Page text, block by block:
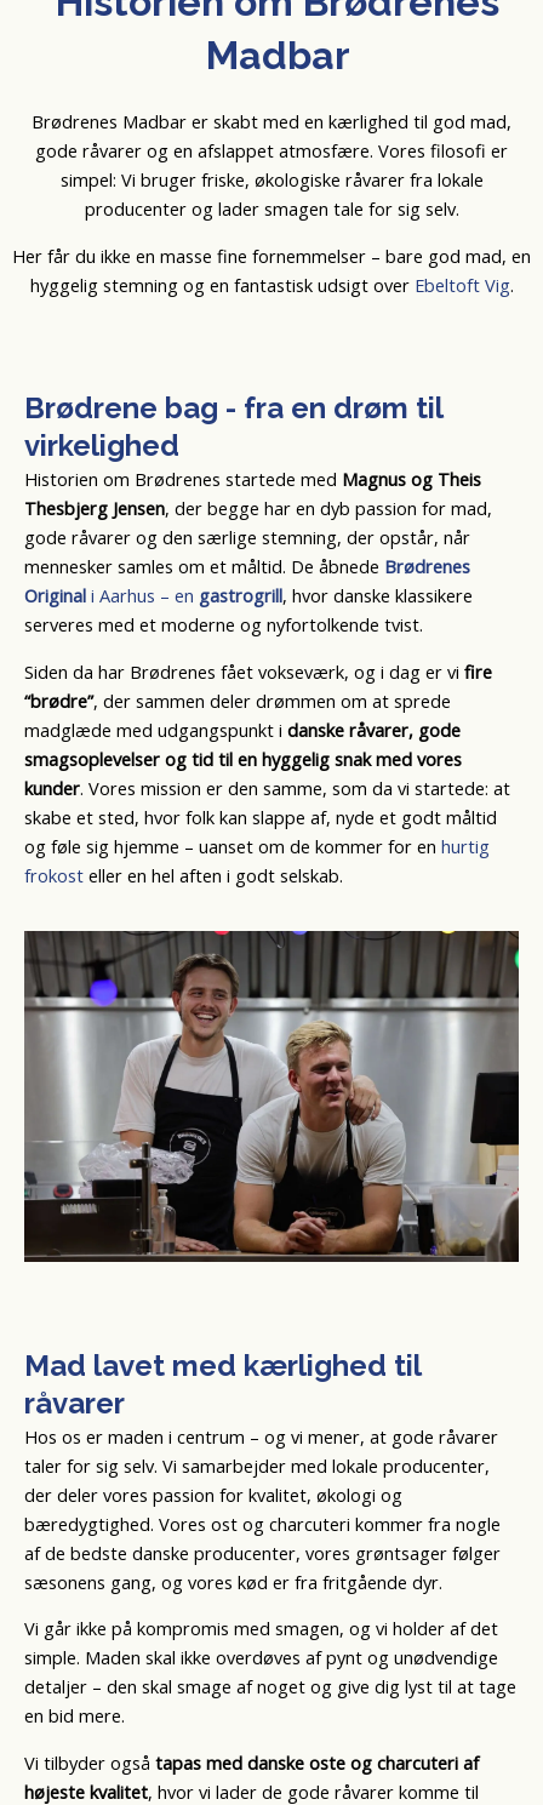
Madbar
Brødrenes Madbar er skabt med en kærlighed til god mad,
gode råvarer og en afslappet atmosfære. Vores filosofi er
simpel: Vi bruger friske, økologiske råvarer fra lokale
producenter og lader smagen tale for sig selv.
Her får du ikke en masse fine fornemmelser – bare god mad, en
hyggelig stemning og en fantastisk udsigt over Ebeltoft Vig.
Brødrene bag - fra en drøm til
virkelighed
Historien om Brødrenes startede med Magnus og Theis
Thesbjerg Jensen, der begge har en dyb passion for mad,
gode råvarer og den særlige stemning, der opstår, når
mennesker samles om et måltid. De åbnede Brødrenes
Original i Aarhus – en gastrogrill, hvor danske klassikere
serveres med et moderne og nyfortolkende tvist.
Siden da har Brødrenes fået vokseværk, og i dag er vi fire
“brødre”, der sammen deler drømmen om at sprede
madglæde med udgangspunkt i danske råvarer, gode
smagsoplevelser og tid til en hyggelig snak med vores
kunder. Vores mission er den samme, som da vi startede: at
skabe et sted, hvor folk kan slappe af, nyde et godt måltid
og føle sig hjemme – uanset om de kommer for en hurtig
frokost eller en hel aften i godt selskab.
Mad lavet med kærlighed til
råvarer
Hos os er maden i centrum – og vi mener, at gode råvarer
taler for sig selv. Vi samarbejder med lokale producenter,
der deler vores passion for kvalitet, økologi og
bæredygtighed. Vores ost og charcuteri kommer fra nogle
af de bedste danske producenter, vores grøntsager følger
sæsonens gang, og vores kød er fra fritgående dyr.
Vi går ikke på kompromis med smagen, og vi holder af det
simple. Maden skal ikke overdøves af pynt og unødvendige
detaljer – den skal smage af noget og give dig lyst til at tage
en bid mere.
Vi tilbyder også tapas med danske oste og charcuteri af
højeste kvalitet, hvor vi lader de gode råvarer komme til